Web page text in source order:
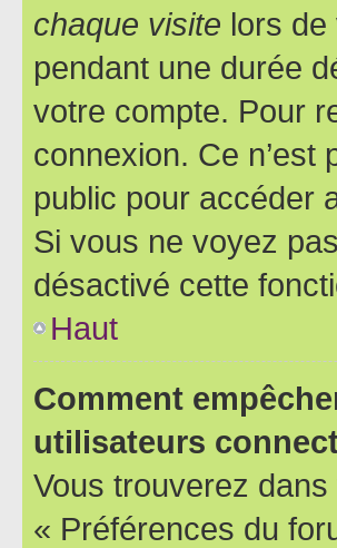
chaque visite lors
pendant une durée
votre compte. Pour
connexion. Ce
public pour accéder
Si vous ne voyez
désactivé cette
Haut
Comment
utilisateurs
Vous trouverez dans
« Préférences du